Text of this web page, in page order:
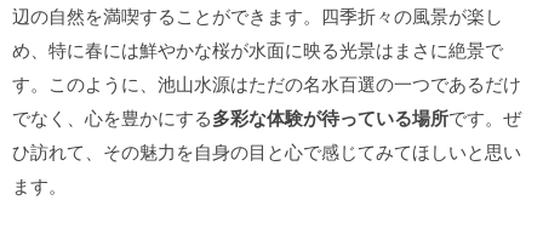
辺の自然を満喫することができます。四季折々の風景が楽し
め、特に春には鮮やかな桜が水面に映る光景はまさに絶景で
す。このように、池山水源はただの名水百選の一つであるだけ
でなく、心を豊かにする多彩な体験が待っている場所です。ぜ
ひ訪れて、その魅力を自身の目と心で感じてみてほしいと思い
ます。